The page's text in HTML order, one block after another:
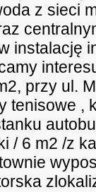
z sieci
instalację
przy ul.
tenisowe ,
/ 6 m2 /z